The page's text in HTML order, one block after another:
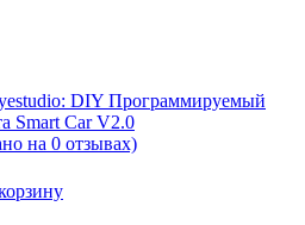
DIY Программируемый
Smart Car V2.0
на 0 отзывах)